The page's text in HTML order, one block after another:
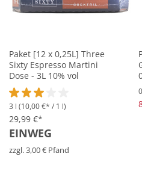
Paket [12 x 0,25L] Three
Sixty Espresso Martini
Dose - 3L 10% vol
Durchschnittliche Bewertung
3 l (10,00 €* / 1 l)
29,99 €*
EINWEG
zzgl. 3,00 € Pfand